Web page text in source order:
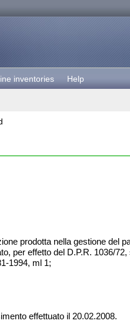
inventories Help
prodotta nella gestione del
per effetto del D.P.R. 1036/72,
1994, ml 1;
effettuato il 20.02.2008.